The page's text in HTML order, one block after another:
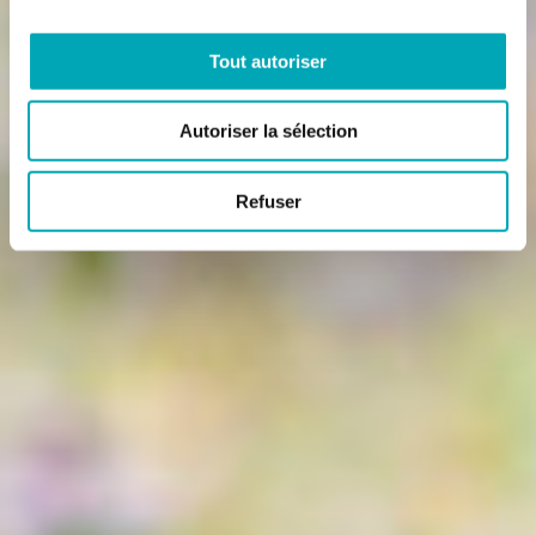
Tout autoriser
Autoriser la sélection
Refuser